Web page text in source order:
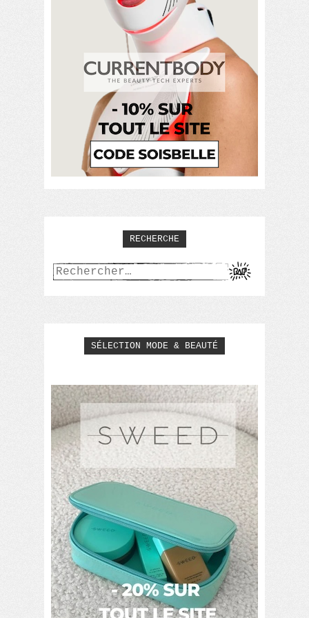
RECHERCHE
Rechercher :
SÉLECTION MODE & BEAUTÉ